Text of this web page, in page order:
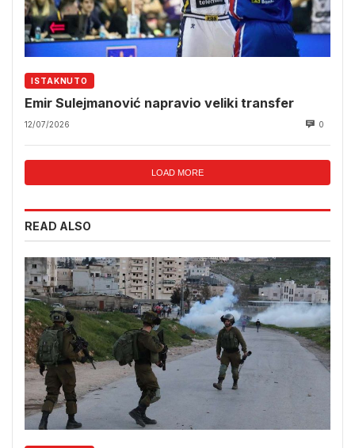
ISTAKNUTO
Emir Sulejmanović napravio veliki transfer
12/07/2026 0
LOAD MORE
READ ALSO